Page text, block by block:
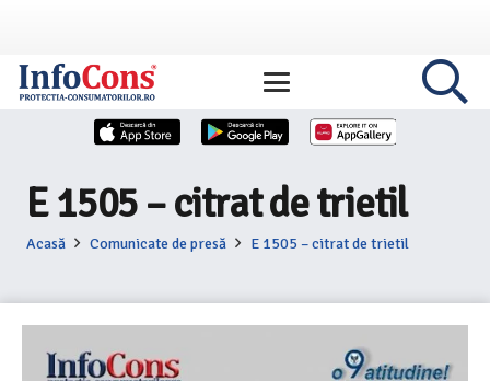
E 1505 – citrat de trietil
Acasă Comunicate de presă E 1505 – citrat de trietil